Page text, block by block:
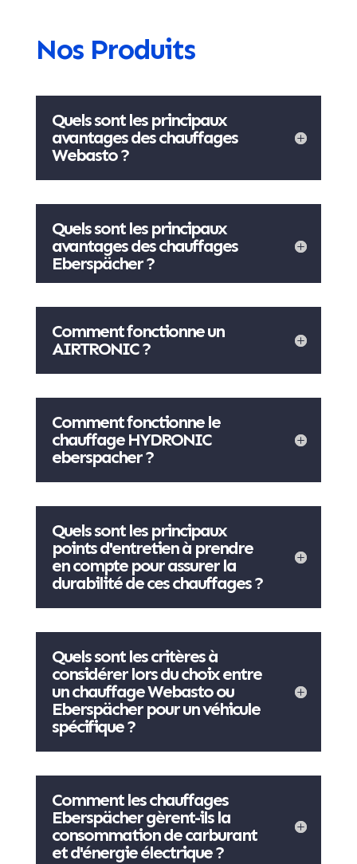
Nos Produits
Quels sont les principaux
avantages des chauffages
Webasto ?
Quels sont les principaux
avantages des chauffages
Eberspächer ?
Comment fonctionne un
AIRTRONIC ?
Comment fonctionne le
chauffage HYDRONIC
eberspacher ?
Quels sont les principaux
points d'entretien à prendre
en compte pour assurer la
durabilité de ces chauffages ?
Quels sont les critères à
considérer lors du choix entre
un chauffage Webasto ou
Eberspächer pour un véhicule
spécifique ?
Comment les chauffages
Eberspächer gèrent-ils la
consommation de carburant
et d'énergie électrique ?